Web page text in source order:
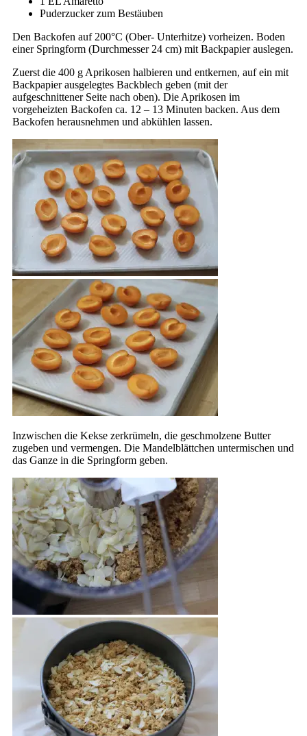
Puderzucker zum Bestäuben
Den Backofen auf 200°C (Ober- Unterhitze) vorheizen. Boden
einer Springform (Durchmesser 24 cm) mit Backpapier auslegen.
Zuerst die 400 g Aprikosen halbieren und entkernen, auf ein mit
Backpapier ausgelegtes Backblech geben (mit der
aufgeschnittener Seite nach oben). Die Aprikosen im
vorgeheizten Backofen ca. 12 – 13 Minuten backen. Aus dem
Backofen herausnehmen und abkühlen lassen.
Inzwischen die Kekse zerkrümeln, die geschmolzene Butter
zugeben und vermengen. Die Mandelblättchen untermischen und
das Ganze in die Springform geben.